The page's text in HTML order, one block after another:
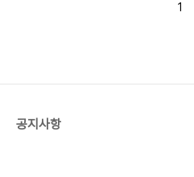
1
공지사항